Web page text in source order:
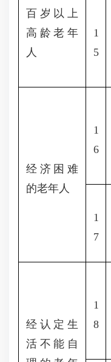
百岁以上
高龄老年
人
1
5
经济困难
的老年人
1
6
1
7
经认定生
活不能自
1
8